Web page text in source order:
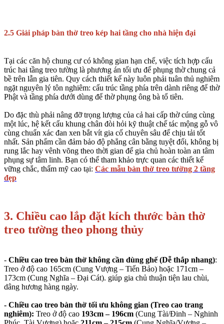
2.5 Giải pháp bàn thờ treo kép hai tầng cho nhà hiện đại
Tại các căn hộ chung cư có không gian hạn chế, việc tích hợp cấu
trúc hai tầng treo tường là phương án tối ưu để phụng thờ chung cả
bề trên lẫn gia tiên. Quy cách thiết kế này luôn phải tuân thủ nghiêm
ngặt nguyên lý tôn nghiêm: cấu trúc tầng phía trên dành riêng để thờ
Phật và tầng phía dưới dùng để thờ phụng ông bà tổ tiên.
Do đặc thù phải nâng đỡ trọng lượng của cả hai cấp thờ cúng cùng
một lúc, hệ kết cấu khung chân đòi hỏi kỹ thuật chế tác mộng gỗ vô
cùng chuẩn xác đan xen bắt vít gia cố chuyên sâu để chịu tải tốt
nhất. Sản phẩm cần đảm bảo độ phẳng cân bằng tuyệt đối, không bị
rung lắc hay vênh võng theo thời gian để gia chủ hoàn toàn an tâm
phụng sự tâm linh. Bạn có thể tham khảo trực quan các thiết kế
vững chắc, thẩm mỹ cao tại: Các mẫu bàn thờ treo tường 2 tầng
đẹp
3. Chiều cao lắp đặt kích thước bàn thờ
treo tường theo phong thủy
- Chiều cao treo bàn thờ không cần dùng ghế (Dễ thắp nhang):
Treo ở độ cao 165cm (Cung Vượng – Tiến Bảo) hoặc 171cm –
173cm (Cung Nghĩa – Đại Cát). giúp gia chủ thuận tiện lau chùi,
dâng hương hàng ngày.
- Chiều cao treo bàn thờ tối ưu không gian (Treo cao trang
nghiêm): Treo ở độ cao 193cm – 196cm (Cung Tài/Đinh – Nghinh